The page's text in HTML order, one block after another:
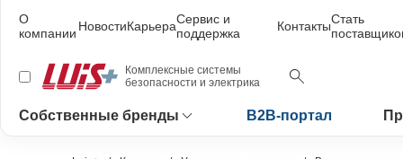
О
компании НовостиКарьераСервис и
поддержка
КонтактыСтать
Комплексные системы
безопасности и электрика
Собственные бренды B2B-портал